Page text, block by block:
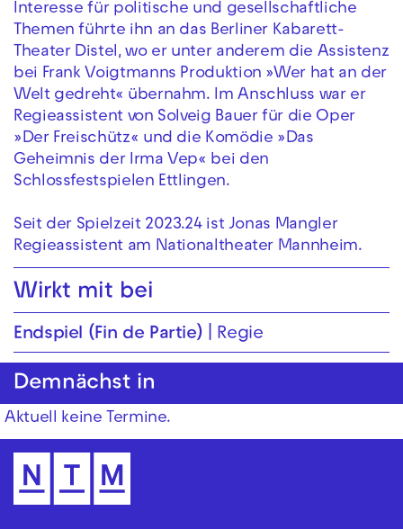
Interesse für politische und gesellschaftliche
Themen führte ihn an das Berliner Kabarett-
Theater Distel, wo er unter anderem die Assistenz
bei Frank Voigtmanns Produktion »Wer hat an der
Welt gedreht« übernahm. Im Anschluss war er
Regieassistent von Solveig Bauer für die Oper
»Der Freischütz« und die Komödie »Das
Geheimnis der Irma Vep« bei den
Schlossfestspielen Ettlingen.
Seit der Spielzeit 2023.24 ist Jonas Mangler
Regieassistent am Nationaltheater Mannheim.
Wirkt mit bei
Endspiel (Fin de Partie) Regie
Demnächst in
Aktuell keine Termine.